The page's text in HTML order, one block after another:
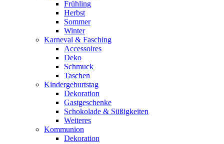
Frühling
Herbst
Sommer
Winter
Karneval & Fasching
Accessoires
Deko
Schmuck
Taschen
Kindergeburtstag
Dekoration
Gastgeschenke
Schokolade & Süßigkeiten
Weiteres
Kommunion
Dekoration